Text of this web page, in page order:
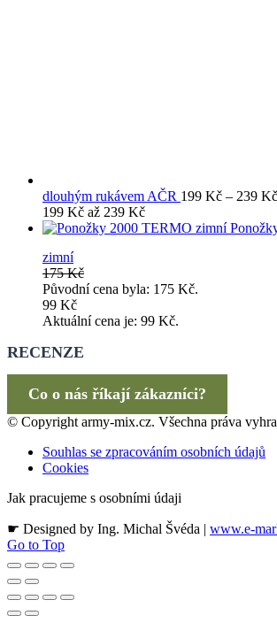
dlouhým rukávem AČR 199 Kč – 239 Kč
199 Kč až 239 Kč
zimní
175Kč
Původní cena byla: 175 Kč.
99 Kč
Aktuální cena je: 99 Kč.
RECENZE
Co o nás říkají zákazníci?
© Copyright army-mix.cz. Všechna práva
Souhlas se zpracováním osobních údajů
Cookies
Jak pracujeme s osobními údaji
☛ Designed by Ing. Michal Švéda | www.e-
Go to Top